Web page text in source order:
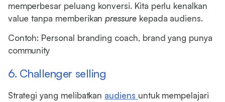
memperbesar peluang konversi. Kita perlu kenalkan
value tanpa memberikanpressurekepada audiens.
Contoh: Personal branding coach, brand yang punya
community
6. Challenger selling
Strategi yang melibatkan audiens untuk mempelajari